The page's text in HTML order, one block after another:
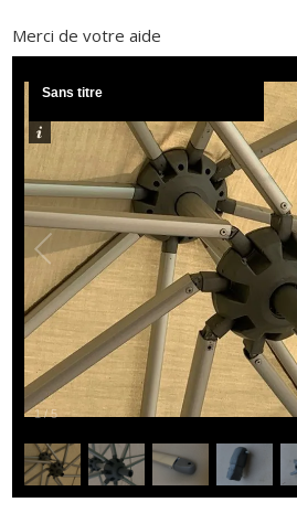
Merci de votre aide
1/5
Sans titre